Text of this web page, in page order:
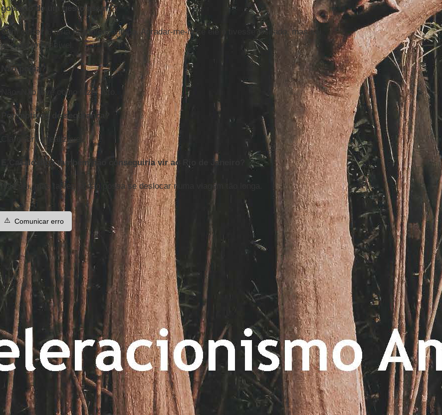
gostado de um gesto assim?
Com certeza, teria ficado encantado. Agradar-me-ia se ele o tivesse visitado, mas sei
que era impossível.
Não podia?
Não. Não teve como fazer isto.
Por motivos de segurança?
Claro. Era irrealizável.
E Casaldáliga também não conseguiria vir ao Rio de Janeiro?
Não sei, mas talvez já não possa se deslocar numa viagem tão longa.
⚠️ Comunicar erro